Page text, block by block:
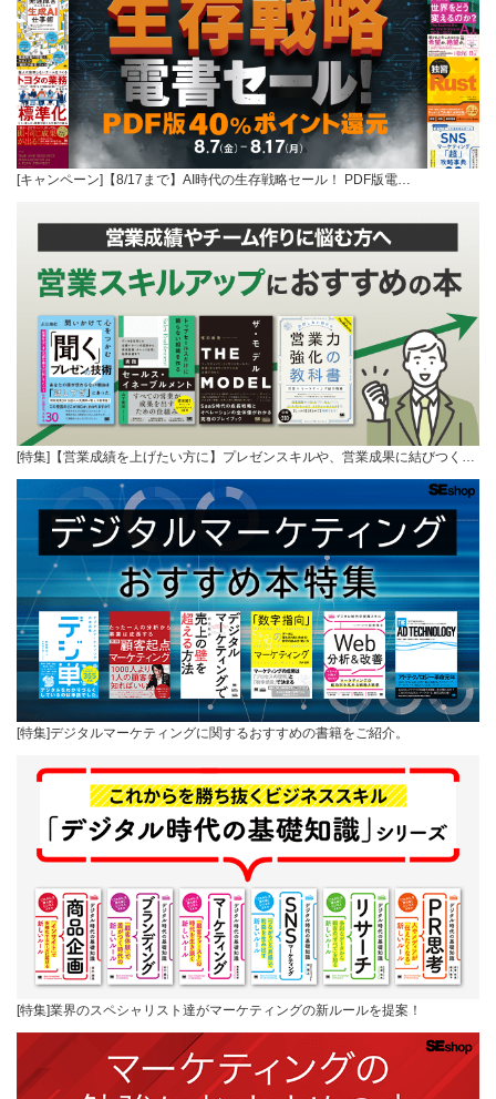
[キャンペーン]【8/17まで】AI時代の生存戦略セール！ PDF版電…
[特集]【営業成績を上げたい方に】プレゼンスキルや、営業成果に結びつく…
[特集]デジタルマーケティングに関するおすすめの書籍をご紹介。
[特集]業界のスペシャリスト達がマーケティングの新ルールを提案！